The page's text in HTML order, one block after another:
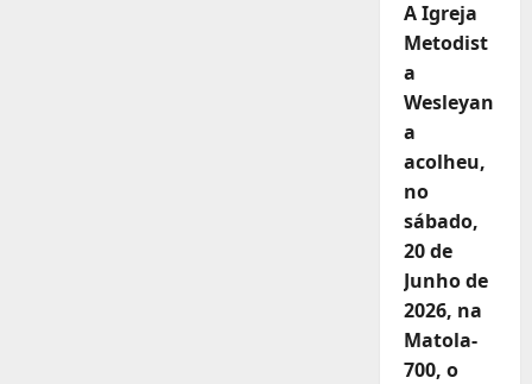
A Igreja
Metodist
a
Wesleyan
a
acolheu,
no
sábado,
20 de
Junho de
2026, na
Matola-
700, o